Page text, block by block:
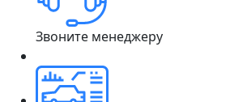
Звоните менеджеру